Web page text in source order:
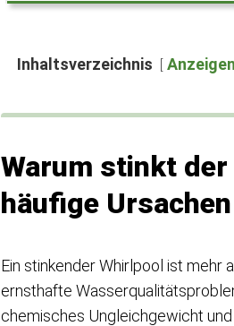
Inhaltsverzeichnis Anzeigen
Warum stinkt
häufige Ursachen
Ein stinkender Whirlpool ist mehr
ernsthafte
chemisches Ungleichgewicht